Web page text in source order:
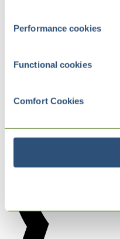
Performance cookies
Functional cookies
Comfort Cookies